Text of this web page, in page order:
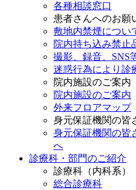
各種相談窓口
患者さんへのお願
敷地内禁煙につい
院内持ち込み禁止
撮影、録音、SNS
迷惑行為により診
院内施設のご案内
院内施設のご案内
外来フロアマップ
身元保証機関の皆
身元保証機関の皆
へ
診療科・部門のご紹介
診療科（内科系）
総合診療科